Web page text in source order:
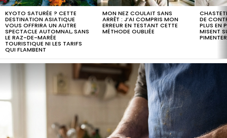
KYOTO SATURÉE ? CETTE
DESTINATION ASIATIQUE
VOUS OFFRIRA UN AUTRE
SPECTACLE AUTOMNAL, SANS
LE RAZ-DE-MARÉE
TOURISTIQUE NI LES TARIFS
QUI FLAMBENT
MON NEZ COULAIT SANS
ARRÊT : J’AI COMPRIS MON
ERREUR EN TESTANT CETTE
MÉTHODE OUBLIÉE
DE
PLUS EN
MISENT